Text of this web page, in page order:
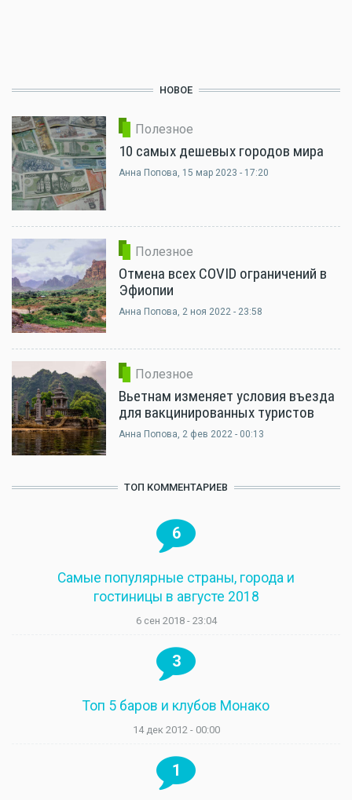
НОВОЕ
Полезное
10 самых дешевых городов мира
Анна Попова, 15 мар 2023 - 17:20
Полезное
Отмена всех COVID ограничений в
Эфиопии
Анна Попова, 2 ноя 2022 - 23:58
Полезное
Вьетнам изменяет условия въезда
для вакцинированных туристов
Анна Попова, 2 фев 2022 - 00:13
ТОП КОММЕНТАРИЕВ
6
Самые популярные страны, города и
гостиницы в августе 2018
6 сен 2018 - 23:04
3
Топ 5 баров и клубов Монако
14 дек 2012 - 00:00
1